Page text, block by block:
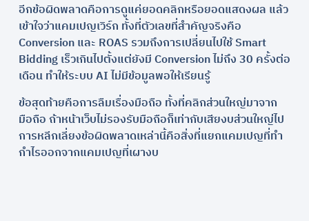
อีกข้อผิดพลาดคือการดูแค่ยอดคลิกหรือยอดแสดงผล แล้ว
เข้าใจว่าแคมเปญเวิร์ก ทั้งที่ตัวเลขที่สำคัญจริงคือ
Conversion และ ROAS รวมถึงการเปลี่ยนไปใช้ Smart
Bidding เร็วเกินไปตั้งแต่ยังมี Conversion ไม่ถึง 30 ครั้งต่อ
เดือน ทำให้ระบบ AI ไม่มีข้อมูลพอให้เรียนรู้
ข้อสุดท้ายคือการลืมเรื่องมือถือ ทั้งที่คลิกส่วนใหญ่มาจาก
มือถือ ถ้าหน้าเว็บไม่รองรับมือถือก็เท่ากับเสียงบส่วนใหญ่ไป
การหลีกเลี่ยงข้อผิดพลาดเหล่านี้คือสิ่งที่แยกแคมเปญที่ทำ
กำไรออกจากแคมเปญที่เผางบ